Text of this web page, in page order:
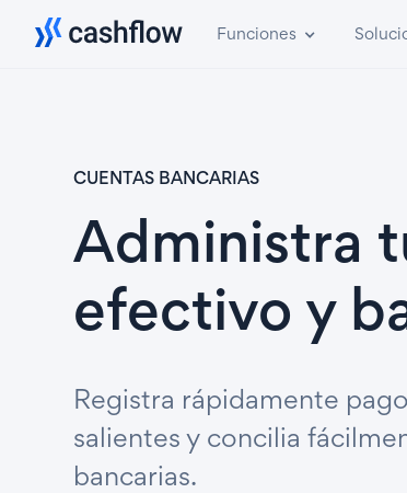
Funciones
CUENTAS BANCARIAS
Administra
efectivo y
Registra rápidamente
salientes y concilia
bancarias.